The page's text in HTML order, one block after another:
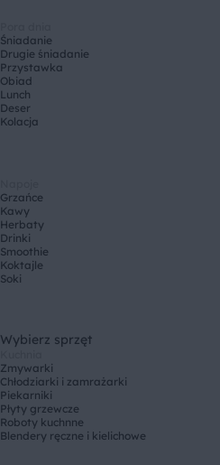
Śniadanie
Drugie śniadanie
Przystawka
Obiad
Lunch
Deser
Kolacja
Grzańce
Kawy
Herbaty
Drinki
Smoothie
Koktajle
Soki
Wybierz sprzęt
Zmywarki
Chłodziarki i zamrażarki
Piekarniki
Płyty grzewcze
Roboty kuchnne
Blendery ręczne i kielichowe